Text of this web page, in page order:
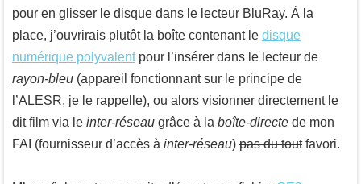
pour en glisser le disque dans le lecteur BluRay. À la
place, j’ouvrirais plutôt la boîte contenant le disque
numérique polyvalentpour l’insérer dans le lecteur de
rayon-bleu (appareil fonctionnant sur le principe de
l’ALESR, je le rappelle), ou alors visionner directement le
dit film via le inter-réseau grâce à la boîte-directe de mon
FAI (fournisseur d’accès à inter-réseau) pas du toutfavori.